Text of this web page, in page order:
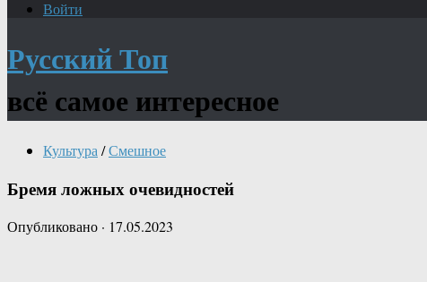
Войти
Русский Топ
всё самое интересное
Культура /Смешное
Бремя ложных очевидностей
Опубликовано · 17.05.2023